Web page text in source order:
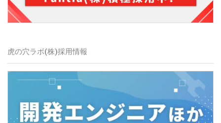
虎の穴ラボ(株)採用情報